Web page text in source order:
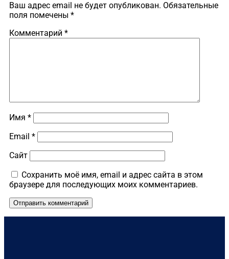
Ваш адрес email не будет опубликован. Обязательные
поля помечены *
Комментарий *
Имя *
Email *
Сайт
Сохранить моё имя, email и адрес сайта в этом
браузере для последующих моих комментариев.